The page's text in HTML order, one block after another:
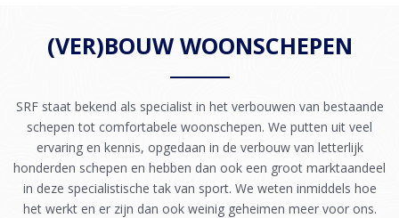
(VER)BOUW WOONSCHEPEN
SRF staat bekend als specialist in het verbouwen van bestaande
schepen tot comfortabele woonschepen. We putten uit veel
ervaring en kennis, opgedaan in de verbouw van letterlijk
honderden schepen en hebben dan ook een groot marktaandeel
in deze specialistische tak van sport. We weten inmiddels hoe
het werkt en er zijn dan ook weinig geheimen meer voor ons.